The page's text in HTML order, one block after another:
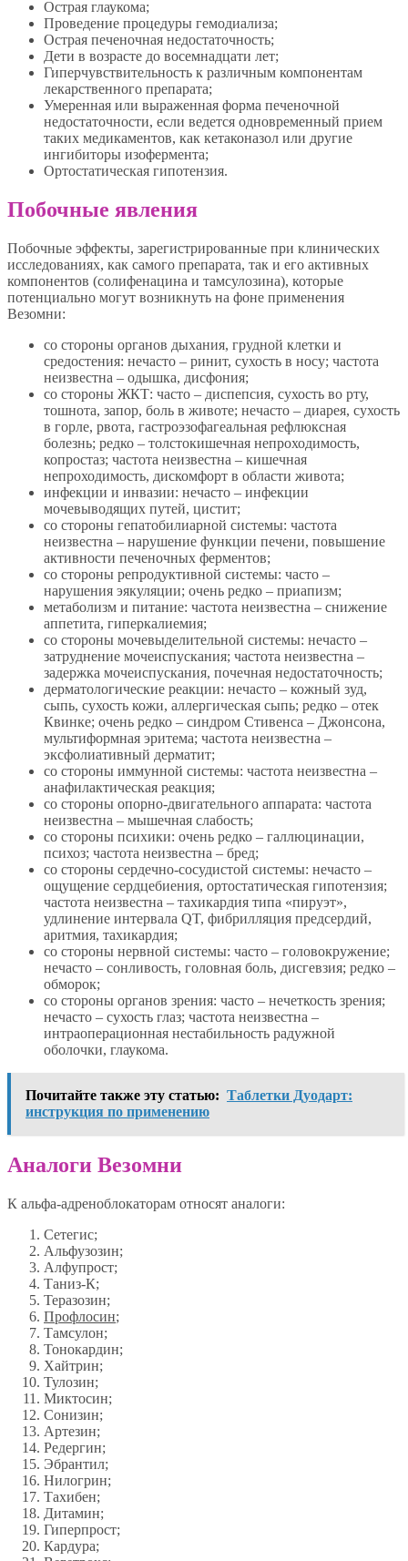
Острая глаукома;
Проведение процедуры гемодиализа;
Острая печеночная недостаточность;
Дети в возрасте до восемнадцати лет;
Гиперчувствительность к различным компонентам
лекарственного препарата;
Умеренная или выраженная форма печеночной
недостаточности, если ведется одновременный прием
таких медикаментов, как кетаконазол или другие
ингибиторы изофермента;
Ортостатическая гипотензия.
Побочные явления
Побочные эффекты, зарегистрированные при клинических
исследованиях, как самого препарата, так и его активных
компонентов (солифенацина и тамсулозина), которые
потенциально могут возникнуть на фоне применения
Везомни:
со стороны органов дыхания, грудной клетки и
средостения: нечасто – ринит, сухость в носу; частота
неизвестна – одышка, дисфония;
со стороны ЖКТ: часто – диспепсия, сухость во рту,
тошнота, запор, боль в животе; нечасто – диарея, сухость
в горле, рвота, гастроэзофагеальная рефлюксная
болезнь; редко – толстокишечная непроходимость,
копростаз; частота неизвестна – кишечная
непроходимость, дискомфорт в области живота;
инфекции и инвазии: нечасто – инфекции
мочевыводящих путей, цистит;
со стороны гепатобилиарной системы: частота
неизвестна – нарушение функции печени, повышение
активности печеночных ферментов;
со стороны репродуктивной системы: часто –
нарушения эякуляции; очень редко – приапизм;
метаболизм и питание: частота неизвестна – снижение
аппетита, гиперкалиемия;
со стороны мочевыделительной системы: нечасто –
затруднение мочеиспускания; частота неизвестна –
задержка мочеиспускания, почечная недостаточность;
дерматологические реакции: нечасто – кожный зуд,
сыпь, сухость кожи, аллергическая сыпь; редко – отек
Квинке; очень редко – синдром Стивенса – Джонсона,
мультиформная эритема; частота неизвестна –
эксфолиативный дерматит;
со стороны иммунной системы: частота неизвестна –
анафилактическая реакция;
со стороны опорно-двигательного аппарата: частота
неизвестна – мышечная слабость;
со стороны психики: очень редко – галлюцинации,
психоз; частота неизвестна – бред;
со стороны сердечно-сосудистой системы: нечасто –
ощущение сердцебиения, ортостатическая гипотензия;
частота неизвестна – тахикардия типа «пируэт»,
удлинение интервала QT, фибрилляция предсердий,
аритмия, тахикардия;
со стороны нервной системы: часто – головокружение;
нечасто – сонливость, головная боль, дисгевзия; редко –
обморок;
со стороны органов зрения: часто – нечеткость зрения;
нечасто – сухость глаз; частота неизвестна –
интраоперационная нестабильность радужной
оболочки, глаукома.
Почитайте также эту статью: Таблетки Дуодарт:
инструкция по применению
Аналоги Везомни
К альфа-адреноблокаторам относят аналоги:
Сетегис;
Альфузозин;
Алфупрост;
Таниз-К;
Теразозин;
Профлосин;
Тамсулон;
Тонокардин;
Хайтрин;
Тулозин;
Миктосин;
Сонизин;
Артезин;
Редергин;
Эбрантил;
Нилогрин;
Тахибен;
Дитамин;
Гиперпрост;
Кардура;